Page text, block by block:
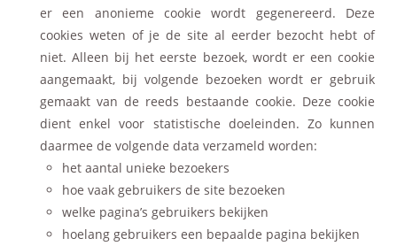
er een anonieme cookie wordt gegenereerd. Deze
cookies weten of je de site al eerder bezocht hebt of
niet. Alleen bij het eerste bezoek, wordt er een cookie
aangemaakt, bij volgende bezoeken wordt er gebruik
gemaakt van de reeds bestaande cookie. Deze cookie
dient enkel voor statistische doeleinden. Zo kunnen
daarmee de volgende data verzameld worden:
het aantal unieke bezoekers
hoe vaak gebruikers de site bezoeken
welke pagina’s gebruikers bekijken
hoelang gebruikers een bepaalde pagina bekijken